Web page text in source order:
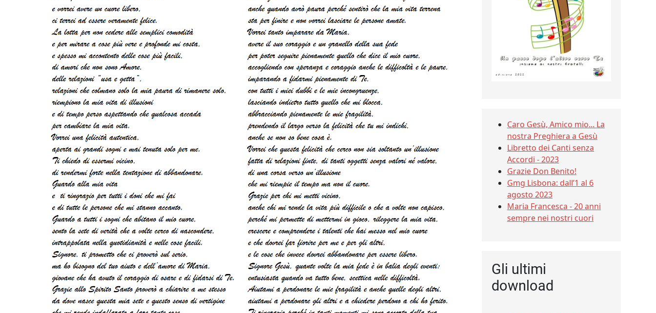
Caro Gesù, Amico mio... La
nostra Preghiera a Gesù
Libretto dei Canti senza
Accordi - 2023
Grazie Don Benito!
Gmg Lisbona: dall’1 al 6
agosto 2023
Maria Francesca - 20 anni
sempre nei nostri cuori
Gli ultimi
download